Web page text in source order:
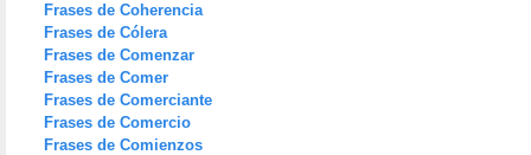
Frases de Coherencia
Frases de Cólera
Frases de Comenzar
Frases de Comer
Frases de Comerciante
Frases de Comercio
Frases de Comienzos